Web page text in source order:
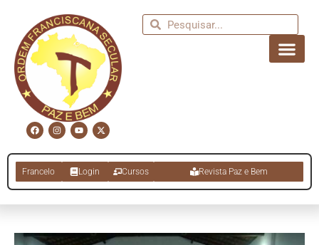
Francelo Login Cursos Revista Paz e Bem